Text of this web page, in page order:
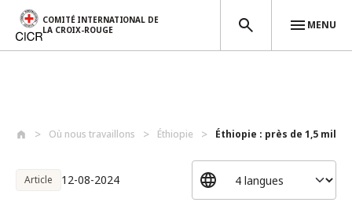
COMITÉ INTERNATIONAL DE
LA CROIX-ROUGE
MENU
Où nous travaillons Éthiopie Éthiopie : près de 1,5
Article 12-08-2024